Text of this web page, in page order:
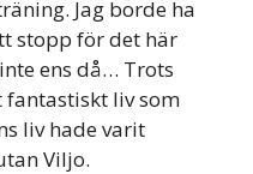
Jag borde ha
stopp för det här
ens då… Trots
fantastiskt liv som
liv hade varit
Viljo.